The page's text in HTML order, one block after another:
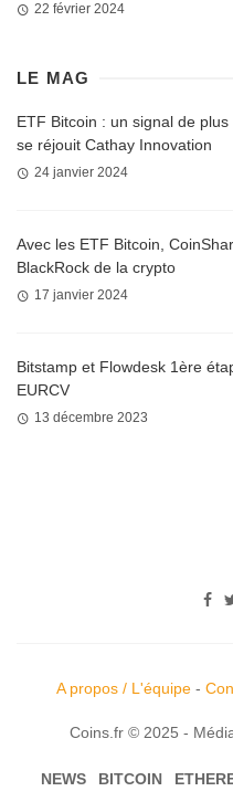
22 février 2024
LE MAG
ETF Bitcoin : un signal de plus
se réjouit Cathay Innovation
24 janvier 2024
Avec les ETF Bitcoin,
BlackRock de la crypto
17 janvier 2024
Bitstamp et Flowdesk 1ère
EURCV
13 décembre 2023
A propos / L'équipe-
Coins.fr © 2025 -
NEWS BITCOIN